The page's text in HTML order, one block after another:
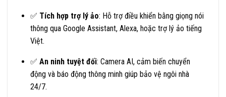
✅ Tích hợp trợ lý ảo: Hỗ trợ điều khiển bằng giọng nói
thông qua Google Assistant, Alexa, hoặc trợ lý ảo tiếng
Việt.
✅ An ninh tuyệt đối: Camera AI, cảm biến chuyển
động và báo động thông minh giúp bảo vệ ngôi nhà
24/7.